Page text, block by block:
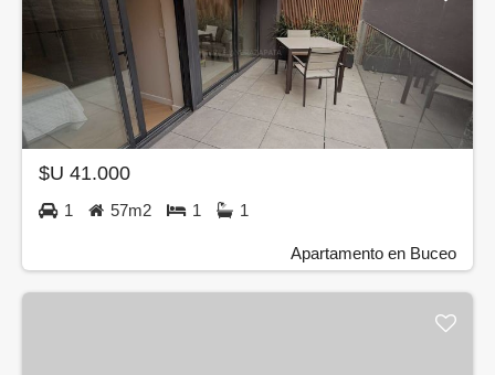
$U 41.000
1 57m2 1 1
Apartamento en Buceo